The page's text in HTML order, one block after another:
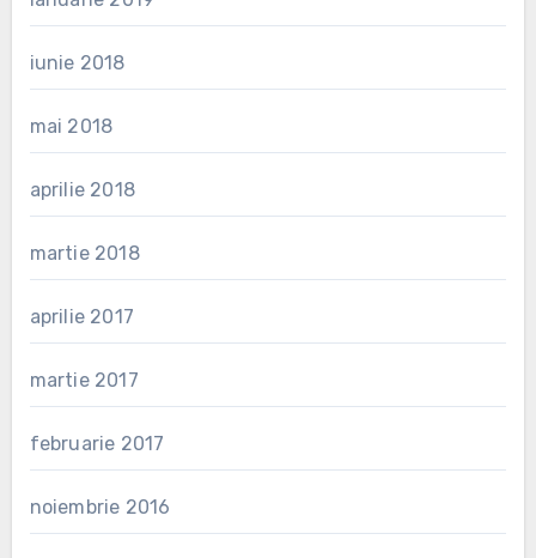
iunie 2018
mai 2018
aprilie 2018
martie 2018
aprilie 2017
martie 2017
februarie 2017
noiembrie 2016